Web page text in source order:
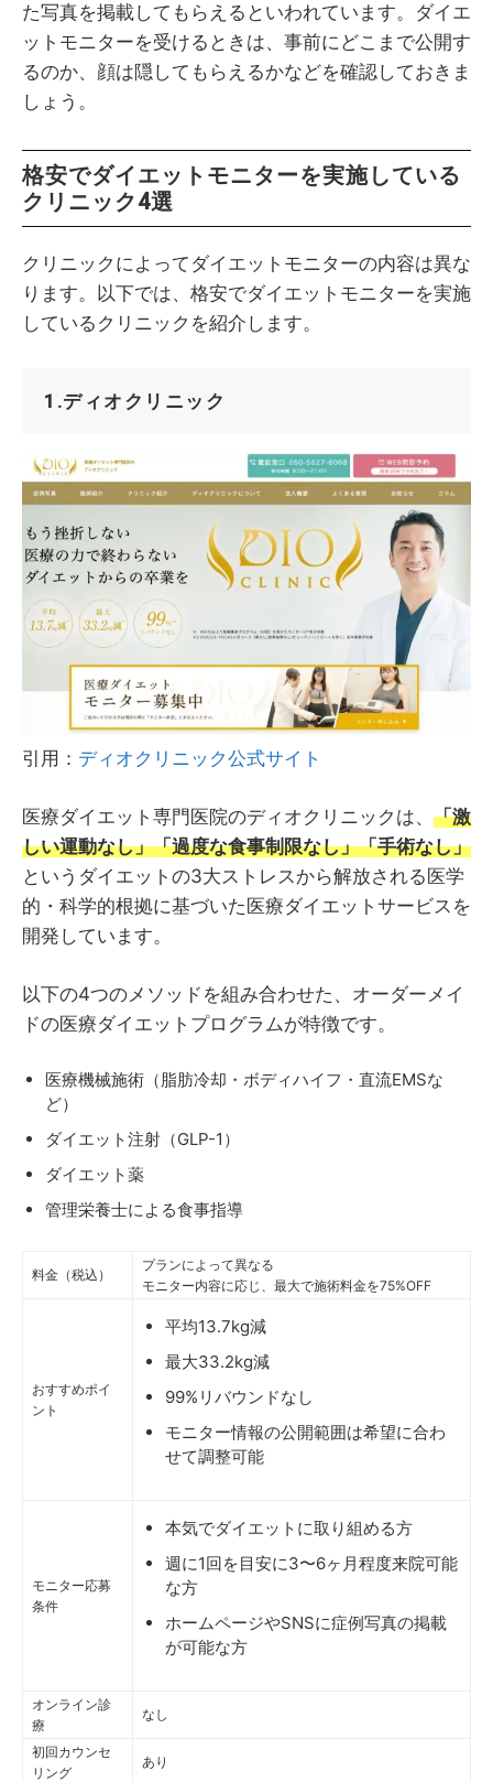
た写真を掲載してもらえるといわれています。ダイエ
ットモニターを受けるときは、事前にどこまで公開す
るのか、顔は隠してもらえるかなどを確認しておきま
しょう。
格安でダイエットモニターを実施している
クリニック4選
クリニックによってダイエットモニターの内容は異な
ります。以下では、格安でダイエットモニターを実施
しているクリニックを紹介します。
1.ディオクリニック
引用： ディオクリニック公式サイト
医療ダイエット専門医院のディオクリニックは、 「激
しい運動なし」「過度な食事制限なし」「手術なし」
というダイエットの3大ストレスから解放される医学
的・科学的根拠に基づいた医療ダイエットサービスを
開発しています。
以下の4つのメソッドを組み合わせた、オーダーメイ
ドの医療ダイエットプログラムが特徴です。
医療機械施術（脂肪冷却・ボディハイフ・直流EMSな
ど）
ダイエット注射（GLP-1）
ダイエット薬
管理栄養士による食事指導
料金（税込）
プランによって異なる
モニター内容に応じ、最大で施術料金を75%OFF
おすすめポイ
ント
平均13.7kg減
最大33.2kg減
99%リバウンドなし
モニター情報の公開範囲は希望に合わ
せて調整可能
モニター応募
条件
本気でダイエットに取り組める方
週に1回を目安に3〜6ヶ月程度来院可能
な方
ホームページやSNSに症例写真の掲載
が可能な方
オンライン診
療
なし
初回カウンセ
リング
あり